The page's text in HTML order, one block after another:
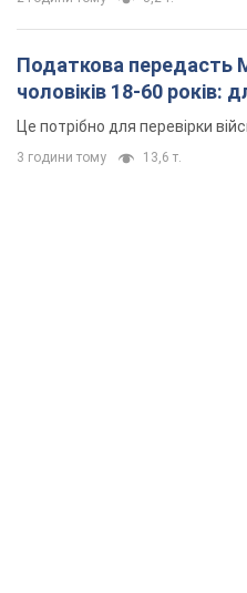
Податкова передасть
чоловіків 18-60 років:
Це потрібно для перевірки
3 години тому 13,6 т.